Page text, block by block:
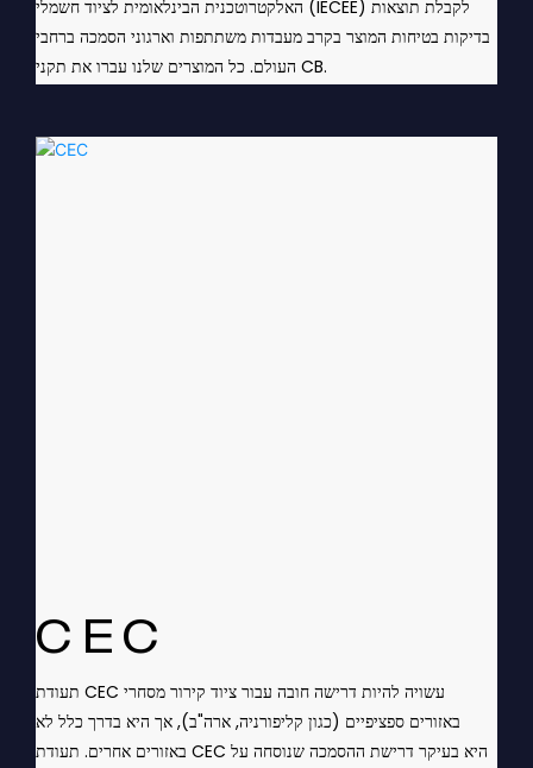
האלקטרוטכנית הבינלאומית לציוד חשמלי (IECEE) לקבלת תוצאות
בדיקות בטיחות המוצר בקרב מעבדות משתתפות וארגוני הסמכה ברחבי
העולם. כל המוצרים שלנו עברו את תקני CB.
CEC
תעודת CEC עשויה להיות דרישה חובה עבור ציוד קירור מסחרי
באזורים ספציפיים (כגון קליפורניה, ארה"ב), אך היא בדרך כלל לא
באזורים אחרים. תעודת CEC היא בעיקר דרישת ההסמכה שנוסחה על